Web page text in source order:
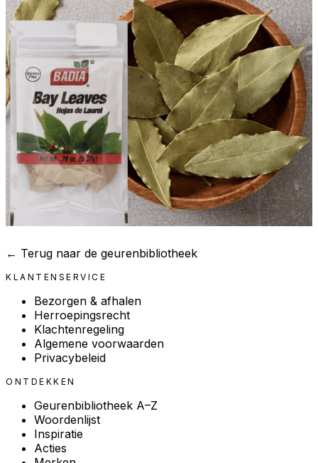
← Terug naar de geurenbibliotheek
KLANTENSERVICE
Bezorgen & afhalen
Herroepingsrecht
Klachtenregeling
Algemene voorwaarden
Privacybeleid
ONTDEKKEN
Geurenbibliotheek A–Z
Woordenlijst
Inspiratie
Acties